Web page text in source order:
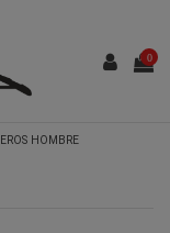
0
HOMBRE